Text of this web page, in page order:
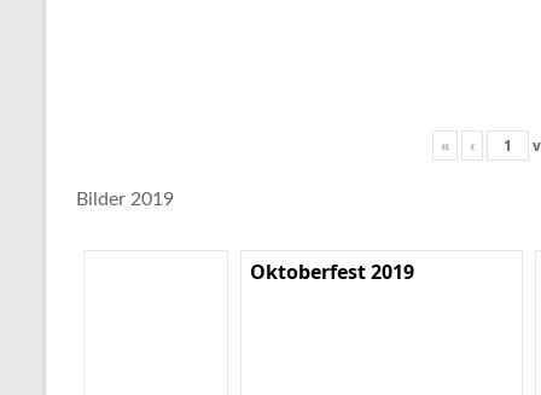
« ‹
Bilder 2019
Oktoberfest 2019